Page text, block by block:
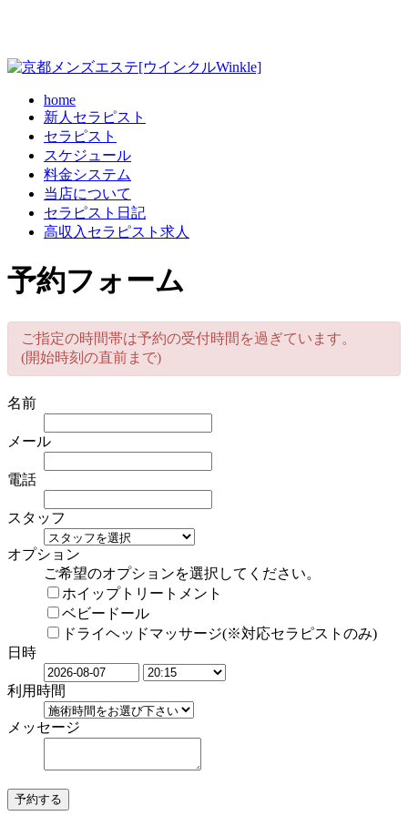
home
新人セラピスト
セラピスト
スケジュール
料金システム
当店について
セラピスト日記
高収入セラピスト求人
予約フォーム
ご指定の時間帯は予約の受付時間を過ぎています。
(開始時刻の直前まで)
名前
メール
電話
スタッフ
オプション
ご希望のオプションを選択してください。
ホイップトリートメント
ベビードール
ドライヘッドマッサージ(※対応セラピストのみ)
日時
利用時間
メッセージ